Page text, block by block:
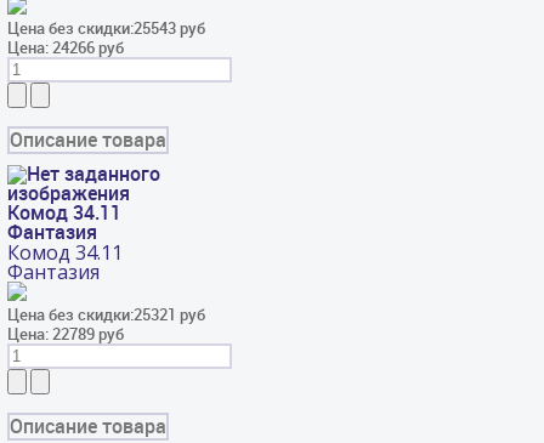
Цена без скидки:25543 руб
Цена: 24266 руб
Описание товара
Комод 34.11
Фантазия
Комод 34.11
Фантазия
Цена без скидки:25321 руб
Цена: 22789 руб
Описание товара